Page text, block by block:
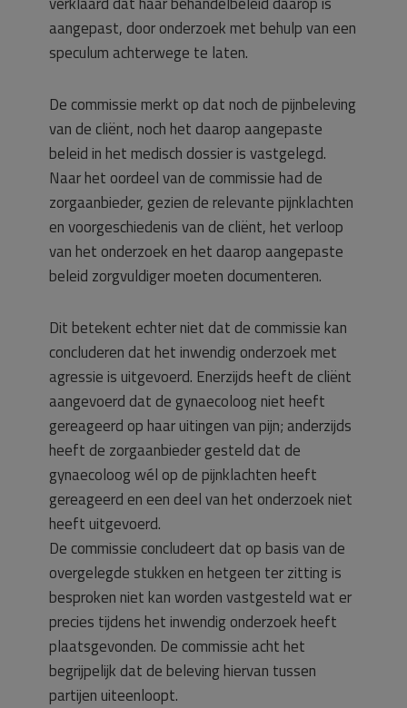
aangepast, door onderzoek met behulp van een
speculum achterwege te laten.
De commissie merkt op dat noch de pijnbeleving
van de cliënt, noch het daarop aangepaste
beleid in het medisch dossier is vastgelegd.
Naar het oordeel van de commissie had de
zorgaanbieder, gezien de relevante pijnklachten
en voorgeschiedenis van de cliënt, het verloop
van het onderzoek en het daarop aangepaste
beleid zorgvuldiger moeten documenteren.
Dit betekent echter niet dat de commissie kan
concluderen dat het inwendig onderzoek met
agressie is uitgevoerd. Enerzijds heeft de cliënt
aangevoerd dat de gynaecoloog niet heeft
gereageerd op haar uitingen van pijn; anderzijds
heeft de zorgaanbieder gesteld dat de
gynaecoloog wél op de pijnklachten heeft
gereageerd en een deel van het onderzoek niet
heeft uitgevoerd.
De commissie concludeert dat op basis van de
overgelegde stukken en hetgeen ter zitting is
besproken niet kan worden vastgesteld wat er
precies tijdens het inwendig onderzoek heeft
plaatsgevonden. De commissie acht het
begrijpelijk dat de beleving hiervan tussen
partijen uiteenloopt.